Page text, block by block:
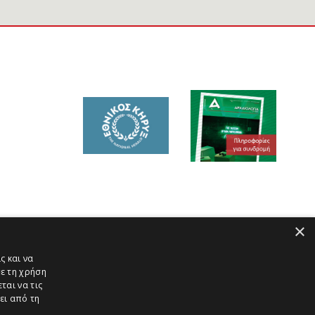
×
και να
τη χρήση
να τις
από τη